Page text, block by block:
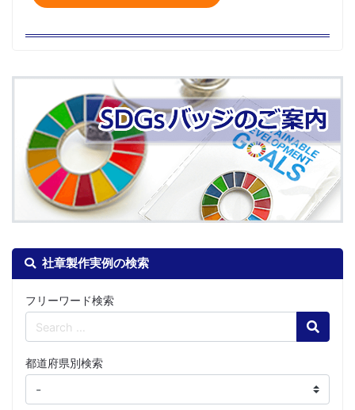
社章製作実例の検索
フリーワード検索
Search
都道府県別検索